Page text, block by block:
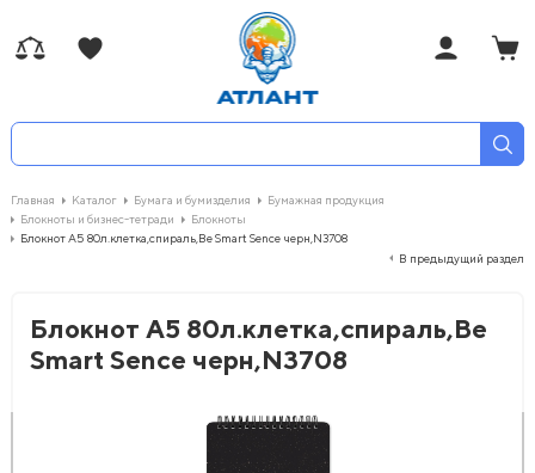
Главная Каталог Бумага и бумизделия
Бумажная продукция
Блокноты и бизнес-тетради
Блокноты
Блокнот А5 80л.клетка,спираль,Be Smart Sence черн,N3708
В предыдущий раздел
Блокнот А5 80л.клетка,спираль,Be
Smart Sence черн,N3708